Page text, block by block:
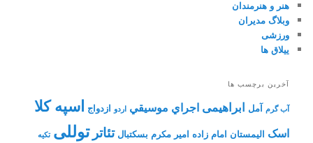
هنر و هنرمندان
وبلاگ مدیران
ورزشی
ییلاق ها
آخرین برچسب ها
آب گرم آمل ابراهیمی اجراي موسيقي اردو ازدواج اسپه کلا
اسک الیمستان امام زاده امیر مکرم بسکتبال تئاتر توللی تکیه